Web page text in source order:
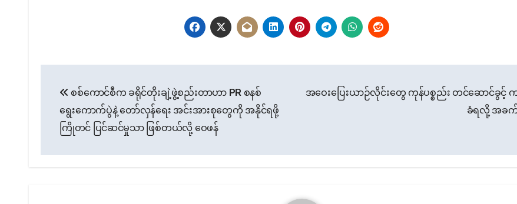
navigation
စစ်ကောင်စီက ခရိုင်တိုးချဲ့ဖွဲ့စည်းတာဟာ PR စနစ်
ရွေးကောက်ပွဲနဲ့ တော်လှန်ရေး အင်းအားစုတွေကို အနိုင်ရဖို့
ကြိုတင် ပြင်ဆင်မှုသာ ဖြစ်တယ်လို့ ဝေဖန်
အဝေးပြေးယာဉ်လိုင်းတွေ ကုန်ပစ္စည်း တင်ဆောင်ခွ
ခံရလို့ အခ